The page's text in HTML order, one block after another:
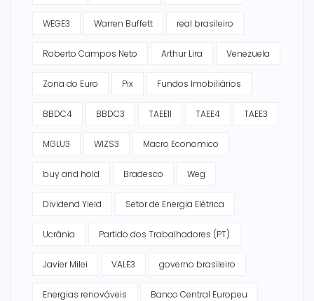
WEGE3 Warren Buffett real brasileiro
Roberto Campos Neto Arthur Lira Venezuela
Zona do Euro Pix Fundos Imobiliários
BBDC4 BBDC3 TAEE11 TAEE4 TAEE3
MGLU3 WIZS3 Macro Economico
buy and hold Bradesco Weg
Dividend Yield Setor de Energia Elétrica
Ucrânia Partido dos Trabalhadores (PT)
Javier Milei VALE3 governo brasileiro
Energias renováveis Banco Central Europeu